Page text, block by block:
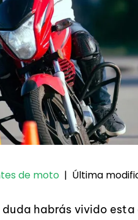
de moto | Última
habrás vivido